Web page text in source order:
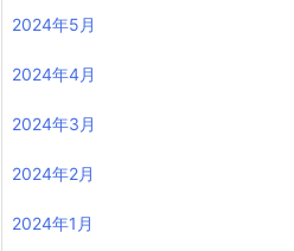
2024年5月
2024年4月
2024年3月
2024年2月
2024年1月